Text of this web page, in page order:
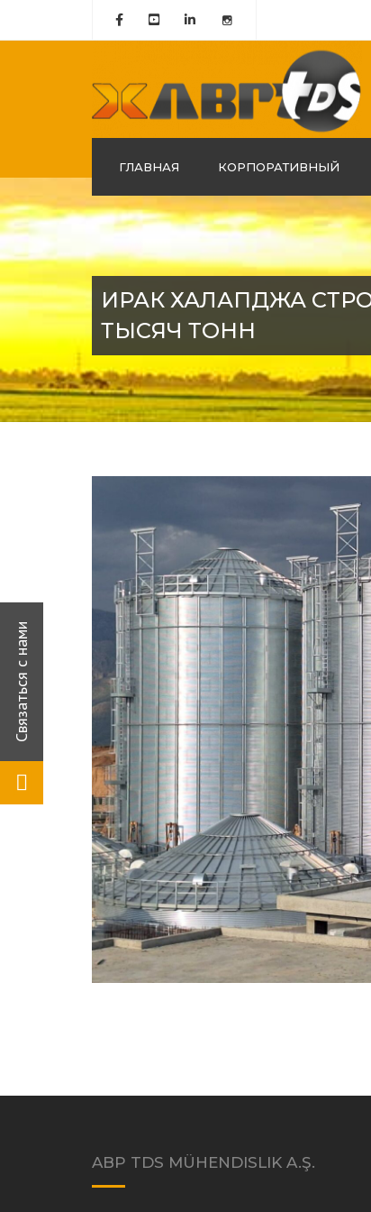
ГЛАВНАЯ КОРПОРАТИВНЫЙ
о нас
История
сертификация качества
Наша Политика в Области
Качества
ИРАК ХАЛАПДЖА
ТЫСЯЧ ТОНН
ABP TDS MÜHENDISLIK A.Ş.